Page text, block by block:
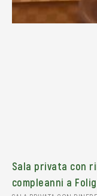
Sala privata con
compleanni a